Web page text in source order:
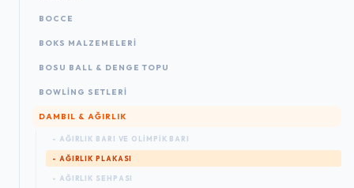
BOCCE
BOKS MALZEMELERI
BOSU BALL & DENGE TOPU
BOWLING SETLERI
DAMBIL & AĞIRLIK
- AĞIRLIK BARI VE OLIMPIK BARI
- AĞIRLIK PLAKASI
- AĞIRLIK SEHPASI